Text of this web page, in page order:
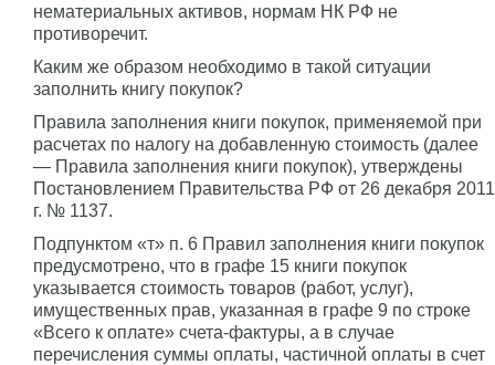
нематериальных активов, нормам НК РФ не
противоречит.
Каким же образом необходимо в такой ситуации
заполнить книгу покупок?
Правила заполнения книги покупок, применяемой при
расчетах по налогу на добавленную стоимость (далее
— Правила заполнения книги покупок), утверждены
Постановлением Правительства РФ от 26 декабря 2011
г. № 1137.
Подпунктом «т» п. 6 Правил заполнения книги покупок
предусмотрено, что в графе 15 книги покупок
указывается стоимость товаров (работ, услуг),
имущественных прав, указанная в графе 9 по строке
«Всего к оплате» счета-фактуры, а в случае
перечисления суммы оплаты, частичной оплаты в счет